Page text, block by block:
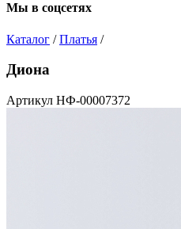
Мы в соцсетях
Каталог / Платья /
Диона
Артикул НФ-00007372